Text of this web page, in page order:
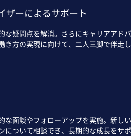
ザーによるサポート
な疑問点を解消。さらにキャリアアドバ
き方の実現に向けて、二人三脚で伴走し
な面談やフォローアップを実施。新しい
について相談でき、長期的な成長をサポ